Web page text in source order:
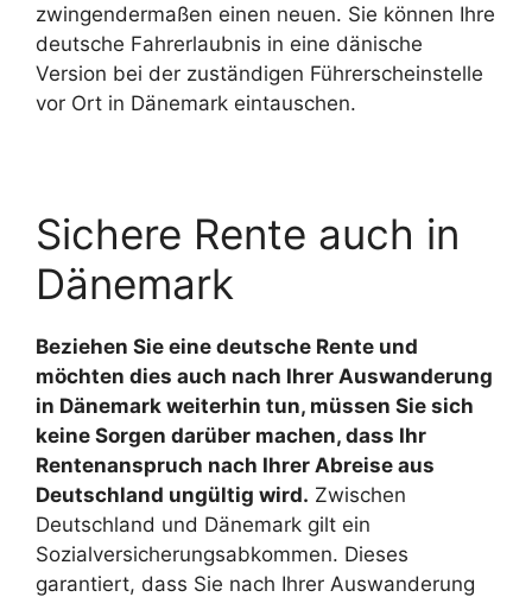
zwingendermaßen einen neuen. Sie können Ihre
deutsche Fahrerlaubnis in eine dänische
Version bei der zuständigen Führerscheinstelle
vor Ort in Dänemark eintauschen.
Sichere Rente auch in
Dänemark
Beziehen Sie eine deutsche Rente und
möchten dies auch nach Ihrer Auswanderung
in Dänemark weiterhin tun, müssen Sie sich
keine Sorgen darüber machen, dass Ihr
Rentenanspruch nach Ihrer Abreise aus
Deutschland ungültig wird. Zwischen
Deutschland und Dänemark gilt ein
Sozialversicherungsabkommen. Dieses
garantiert, dass Sie nach Ihrer Auswanderung